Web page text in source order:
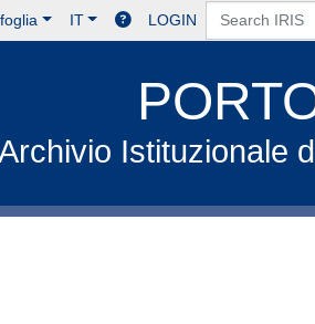
IT LOGIN
Istituzionale